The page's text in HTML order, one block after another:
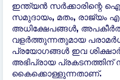
ഇന്ത്യന്‍ സർക്കാരിന്റെ
സമുദായം, മതം, രാജ്യം
അധിക്ഷേപങ്ങൾ,
വളർത്തുന്നതുമായ
പ്രയോഗങ്ങൾ ഇവ
അഭിപ്രായ പ്രകടനത്തിന്
കൈക്കൊള്ളുന്നതാണ്.